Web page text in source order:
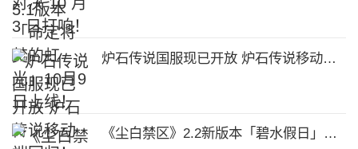
炉石传说国服现已开放 炉石传说移动端回归！
《尘白禁区》2.2新版本「碧水假日」公告：免费领五星角色 超多时装限时上架